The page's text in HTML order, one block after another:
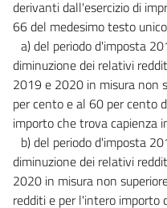
derivanti dall'esercizio di
66 del medesimo testo
a) del periodo d'imposta
diminuzione dei relativi
2019 e 2020 in misura non
per cento e al 60 per cento
importo che trova capienza
b) del periodo d'imposta
diminuzione dei relativi
2020 in misura non
redditi e per l'intero importo